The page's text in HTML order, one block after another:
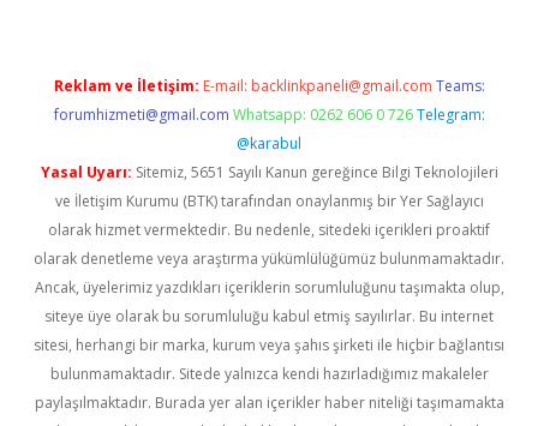
Reklam ve İletişim: E-mail: backlinkpaneli@gmail.com Teams:
forumhizmeti@gmail.com Whatsapp: 0262 606 0 726 Telegram:
@karabul
Yasal Uyarı: Sitemiz, 5651 Sayılı Kanun gereğince Bilgi Teknolojileri
ve İletişim Kurumu (BTK) tarafından onaylanmış bir Yer Sağlayıcı
olarak hizmet vermektedir. Bu nedenle, sitedeki içerikleri proaktif
olarak denetleme veya araştırma yükümlülüğümüz bulunmamaktadır.
Ancak, üyelerimiz yazdıkları içeriklerin sorumluluğunu taşımakta olup,
siteye üye olarak bu sorumluluğu kabul etmiş sayılırlar. Bu internet
sitesi, herhangi bir marka, kurum veya şahıs şirketi ile hiçbir bağlantısı
bulunmamaktadır. Sitede yalnızca kendi hazırladığımız makaleler
paylaşılmaktadır. Burada yer alan içerikler haber niteliği taşımamakta